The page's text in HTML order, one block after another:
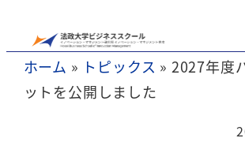
ホーム » トピックス » 2027年度
ットを公開しました